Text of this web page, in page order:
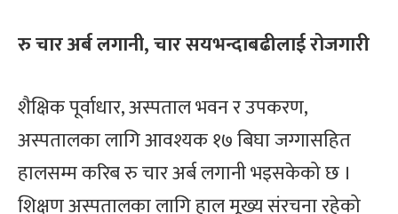
रु चार अर्ब लगानी, चार सयभन्दाबढीलाई रोजगारी
शैक्षिक पूर्वाधार, अस्पताल भवन र उपकरण,
अस्पतालका लागि आवश्यक १७ बिघा जग्गासहित
हालसम्म करिब रु चार अर्ब लगानी भइसकेको छ ।
शिक्षण अस्पतालका लागि हाल मूख्य संरचना रहेको